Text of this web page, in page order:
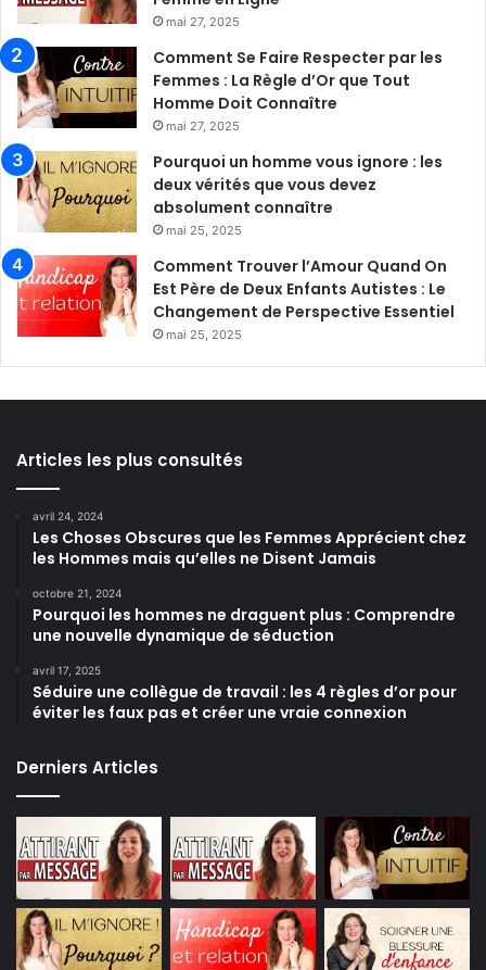
mai 27, 2025
Comment Se Faire Respecter par les
Femmes : La Règle d’Or que Tout
Homme Doit Connaître
mai 27, 2025
Pourquoi un homme vous ignore : les
deux vérités que vous devez
absolument connaître
mai 25, 2025
Comment Trouver l’Amour Quand On
Est Père de Deux Enfants Autistes : Le
Changement de Perspective Essentiel
mai 25, 2025
Articles les plus consultés
avril 24, 2024
Les Choses Obscures que les Femmes Apprécient chez
les Hommes mais qu’elles ne Disent Jamais
octobre 21, 2024
Pourquoi les hommes ne draguent plus : Comprendre
une nouvelle dynamique de séduction
avril 17, 2025
Séduire une collègue de travail : les 4 règles d’or pour
éviter les faux pas et créer une vraie connexion
Derniers Articles